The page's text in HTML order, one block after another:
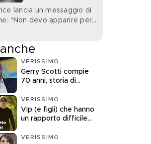
lancia un messaggio di
"Non devo apparire per
VERISSIMO
Gerry Scotti compie
70 anni, storia di
VERISSIMO
Vip (e figli) che hanno
un rapporto difficile
VERISSIMO